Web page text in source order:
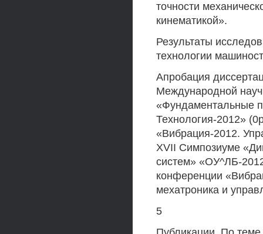
точности
кинематикой».
Результаты
технологии
Апробация
Международной
«Фундаментальные
Технология-2012»
«Вибрация-2012.
XVII Симпозиуме
систем» «ОУ^ЛБ-
конференции
мехатроника и
5